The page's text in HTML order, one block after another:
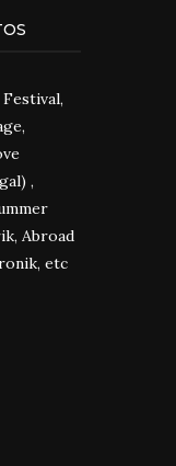
,
Abroad
etc